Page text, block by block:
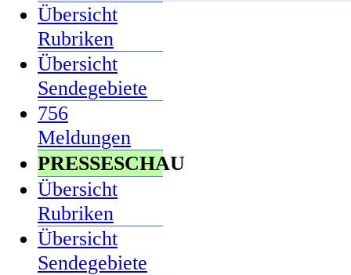
Übersicht
Rubriken
Übersicht
Sendegebiete
756
Meldungen
PRESSESCHAU
Übersicht
Rubriken
Übersicht
Sendegebiete